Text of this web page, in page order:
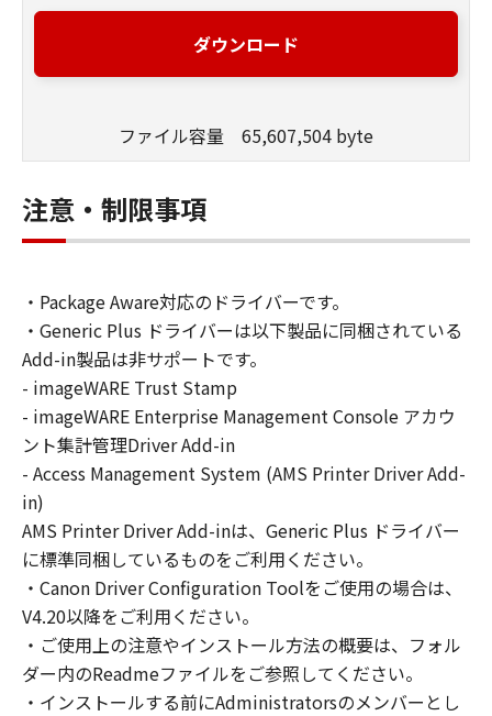
(1) キヤノンは、お客様が「キヤノン製品」を利
用する目的のために、「キヤノン製品」に直接
（本契約書においては、「本ソフトウェア」を
ること、またはコンピューターにおいて表示す
ること、アクセスすること、もしくは実行する
ことのいずれも含むものとします。）するため
お客様は、また「指定機器」にネットワークを
通じて接続されたコンピューター上で、かかる
コンピューターの使用者に対して「本ソフトウ
ェア」を使用させることができますが、かかる
コンピューターの使用者に本契約書上の義務お
よび条件を遵守させるとともに、その履行に関
し全責任を負うことを条件とします。
(2) お客様は、上記(1)に基づいて「本ソフトウ
「本ソフトウェア」を１部、複製することがで
きます。
(3) 上記(1)および(2)に定める場合を除き、キヤ
ノンまたはキヤノンのライセンサーのいかなる
知的財産権も、明示たると黙示たるとを問わ
ず、本契約書によってお客様に譲渡あるいは許
諾されるものではありません。
ダウンロード
ファイル容量 65,607,504 byte
注意・制限事項
・Package Aware対応のドライバーです。
・Generic Plus ドライバーは以下製品に同梱されている
Add-in製品は非サポートです。
- imageWARE Trust Stamp
- imageWARE Enterprise Management Console アカウ
ント集計管理Driver Add-in
- Access Management System (AMS Printer Driver Add-
in)
AMS Printer Driver Add-inは、Generic Plus ドライバー
に標準同梱しているものをご利用ください。
・Canon Driver Configuration Toolをご使用の場合は、
V4.20以降をご利用ください。
・ご使用上の注意やインストール方法の概要は、フォル
ダー内のReadmeファイルをご参照してください。
・インストールする前にAdministratorsのメンバーとし